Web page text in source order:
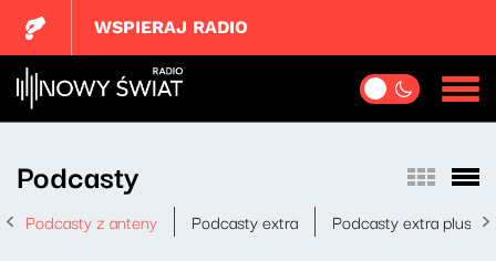
WSPIERAJ RADIO
Podcasty
Podcasty z anteny Podcasty extra Podcasty extra plus